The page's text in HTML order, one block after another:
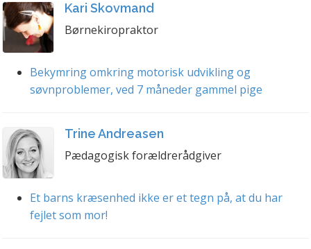
Kari Skovmand
Børnekiropraktor
Bekymring omkring motorisk udvikling og
søvnproblemer, ved 7 måneder gammel pige
Trine Andreasen
Pædagogisk forældrerådgiver
Et barns kræsenhed ikke er et tegn på, at du har
fejlet som mor!